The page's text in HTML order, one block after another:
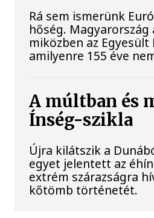
Rá sem ismerünk
hőség.
miközben az
amilyenre 155 éve
A múltban és
Ínség-szikla
Újra kilátszik a
egyet jelentett az
extrém szárazságra
kőtömb történetét.